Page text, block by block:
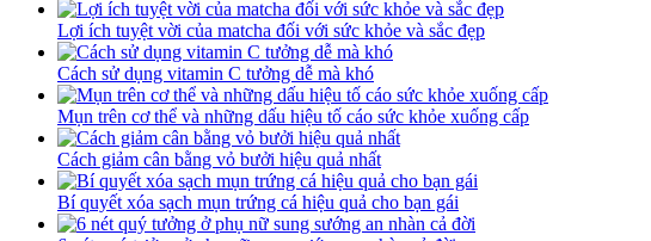
Lợi ích tuyệt vời của matcha đối với sức khỏe và sắc đẹp
Cách sử dụng vitamin C tưởng dễ mà khó
Mụn trên cơ thể và những dấu hiệu tố cáo sức khỏe xuống cấp
Cách giảm cân bằng vỏ bưởi hiệu quả nhất
Bí quyết xóa sạch mụn trứng cá hiệu quả cho bạn gái